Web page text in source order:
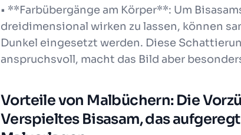
• **Farbübergänge am Körper**: Um
dreidimensional wirken zu lassen, können
Dunkel eingesetzt werden. Diese
anspruchsvoll, macht das Bild aber
Vorteile von Malbüchern: Die
Verspieltes Bisasam, das